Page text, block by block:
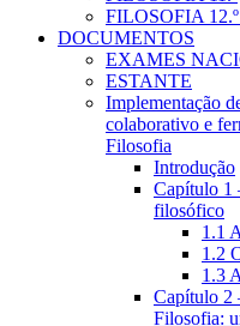
FILOSOFIA
DOCUMENTOS
EXAMES
ESTANTE
Implementação
colaborativo e
Filosofia
Introdução
Capítulo 1
filosófico
1.1
1.2
1.3
Capítulo 2
Filosofia: